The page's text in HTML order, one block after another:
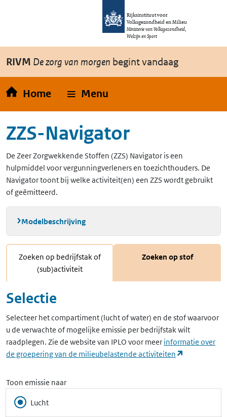
Overslaan en naar de inhoud gaan
Rijksinstituut voor
Volksgezondheid en Milieu
Ministerie van Volksgezondheid,
Welzijn en Sport
RIVM De zorg van morgen begint vandaag
Home Menu
ZZS-Navigator
De Zeer Zorgwekkende Stoffen (ZZS) Navigator is een
hulpmiddel voor vergunningverleners en toezichthouders. De
Navigator toont bij welke activiteit(en) een ZZS wordt gebruikt
of geëmitteerd.
Modelbeschrijving
Zoeken op bedrijfstak of
(sub)activiteit
Zoeken op stof
Selectie
Selecteer het compartiment (lucht of water) en de stof waarvoor
u de verwachte of mogelijke emissie per bedrijfstak wilt
raadplegen. Zie de website van IPLO voor meer informatie over
de groepering van de milieubelastende activiteiten
Toon emissie naar
Lucht